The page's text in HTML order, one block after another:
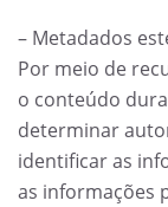
– Metadados
Por meio de
o conteúdo
determinar
identificar as
as informações